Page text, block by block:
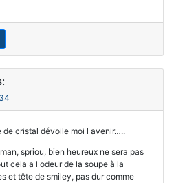
de cristal dévoile moi l avenir…..
spriou, bien heureux ne sera pas
cela a l odeur de la soupe à la
et tête de smiley, pas dur comme